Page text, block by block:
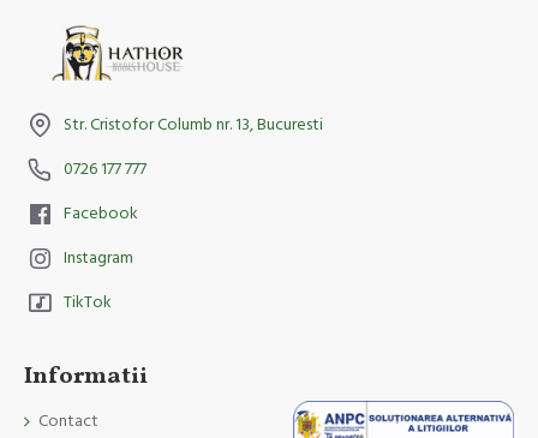
Str. Cristofor Columb nr. 13, Bucuresti
0726 177 777
Facebook
Instagram
TikTok
Informatii
Contact